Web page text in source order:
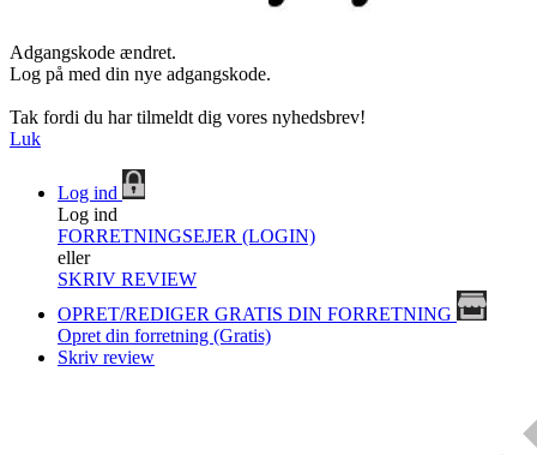
Adgangskode ændret.
Log på med din nye adgangskode.
Tak fordi du har tilmeldt dig vores nyhedsbrev!
Luk
Log ind
Log ind
FORRETNINGSEJER (LOGIN)
eller
SKRIV REVIEW
OPRET/REDIGER GRATIS DIN FORRETNING
Opret din forretning (Gratis)
Skriv review